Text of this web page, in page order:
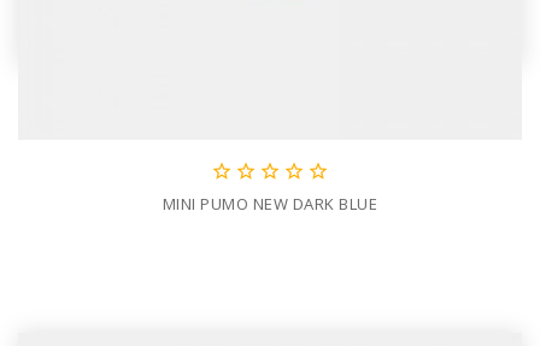
    
MINI PUMO NEW DARK BLUE